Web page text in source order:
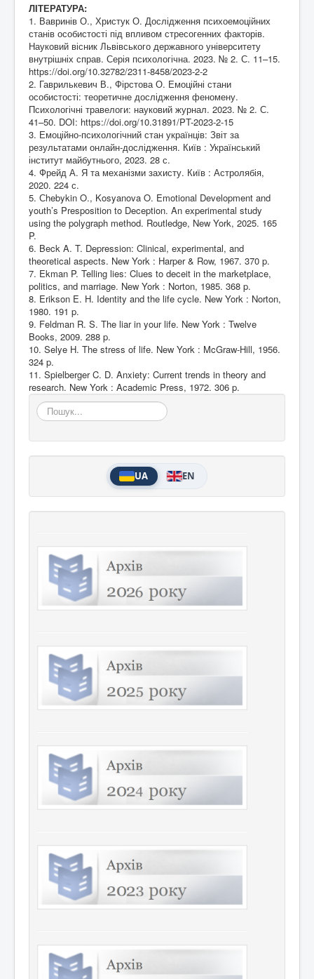
ЛІТЕРАТУРА:
1. Вавринів О., Христук О. Дослідження психоемоційних
станів особистості під впливом стресогенних факторів.
Науковий вісник Львівського державного університету
внутрішніх справ. Серія психологічна. 2023. № 2. С. 11–15.
https://doi.org/10.32782/2311-8458/2023-2-2
2. Гаврилькевич В., Фірстова О. Емоційні стани
особистості: теоретичне дослідження феномену.
Психологічні травелоги: науковий журнал. 2023. № 2. С.
41–50. DOI: https://doi.org/10.31891/PT-2023-2-15
3. Емоційно-психологічний стан українців: Звіт за
результатами онлайн-дослідження. Київ : Український
інститут майбутнього, 2023. 28 с.
4. Фрейд А. Я та механізми захисту. Київ : Астролябія,
2020. 224 с.
5. Сhebykin O., Kosyanova O. Emotional Development and
youth’s Presposition to Deception. An experimental study
using the polygraph method. Routledge, New York, 2025. 165
P.
6. Beck A. T. Depression: Clinical, experimental, and
theoretical aspects. New York : Harper & Row, 1967. 370 p.
7. Ekman P. Telling lies: Clues to deceit in the marketplace,
politics, and marriage. New York : Norton, 1985. 368 p.
8. Erikson E. H. Identity and the life cycle. New York : Norton,
1980. 191 p.
9. Feldman R. S. The liar in your life. New York : Twelve
Books, 2009. 288 p.
10. Selye H. The stress of life. New York : McGraw-Hill, 1956.
324 p.
11. Spielberger C. D. Anxiety: Current trends in theory and
research. New York : Academic Press, 1972. 306 p.
Пошук...
UA EN